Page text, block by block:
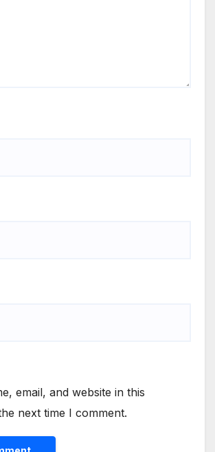
email, and website in this
next time I comment.